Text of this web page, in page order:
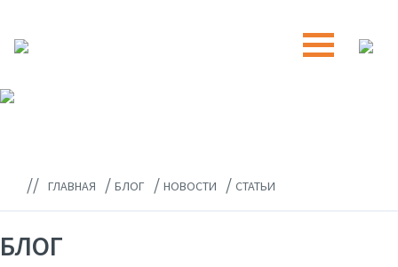
// ГЛАВНАЯ / БЛОГ / НОВОСТИ / СТАТЬИ
БЛОГ